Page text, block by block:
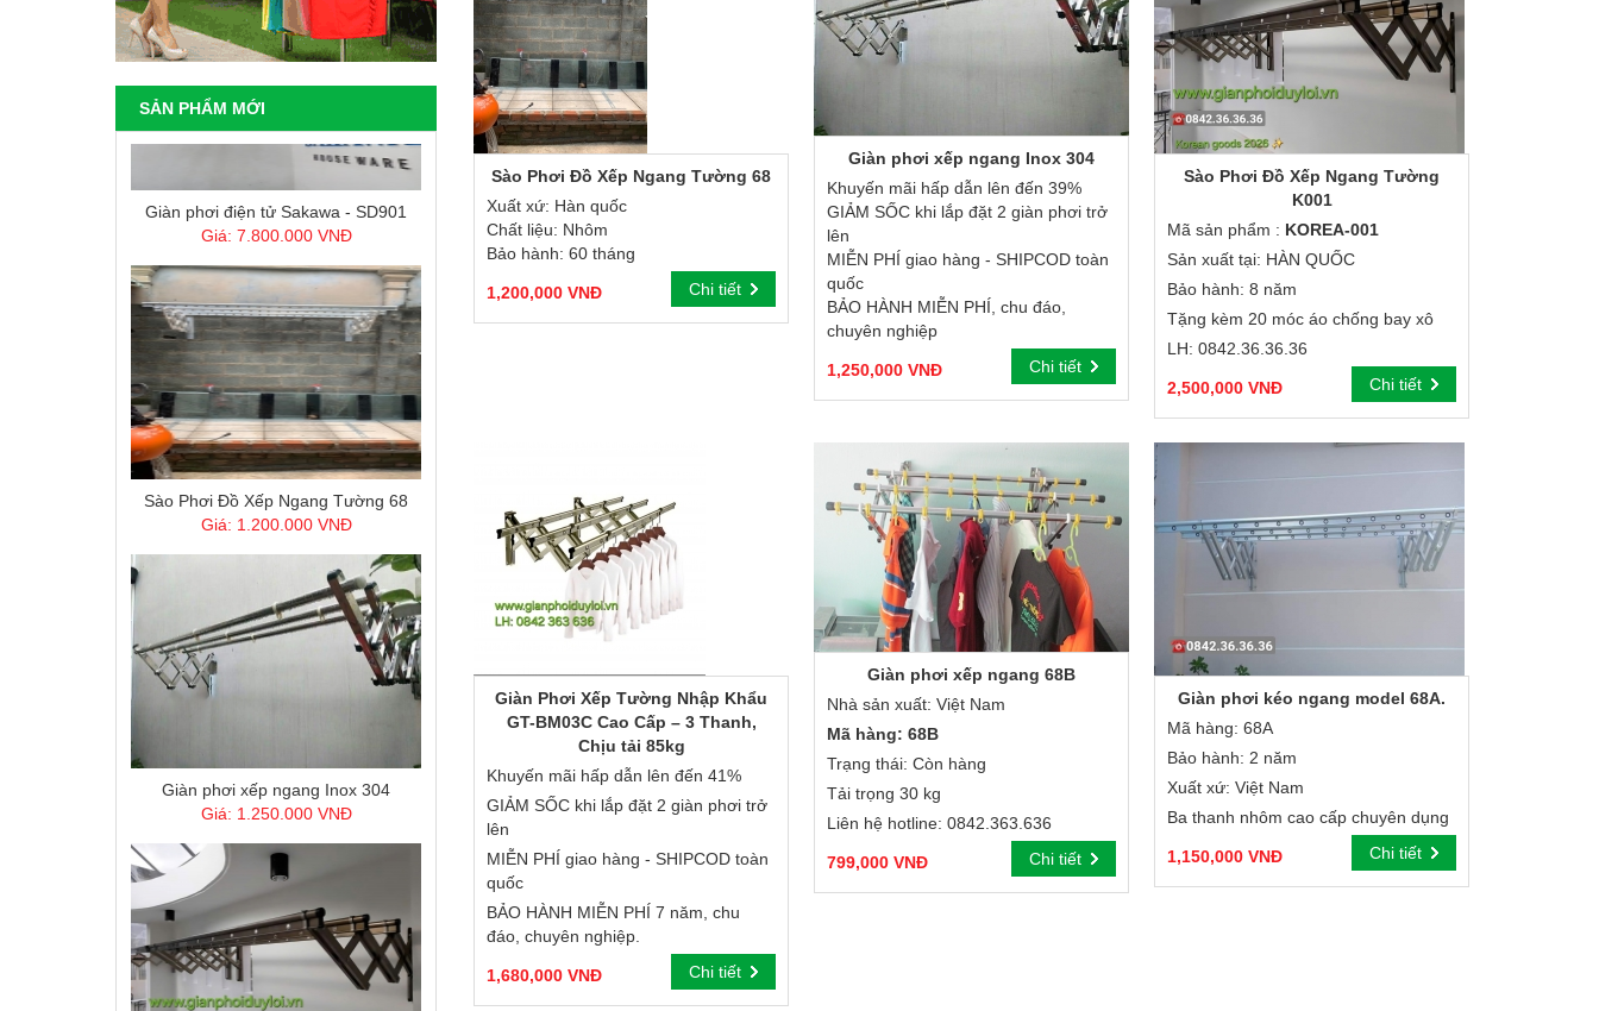
SẢN PHẨM MỚI
Giá: 7.800.000 VNĐ
Sào Phơi Đồ Xếp Ngang Tường 68
Giá: 1.200.000 VNĐ
Giá: 1.250.000 VNĐ
Sào Phơi Đồ Xếp Ngang Tường 68
Xuất xứ: Hàn quốc
Chất liệu: Nhôm
Bảo hành: 60 tháng
1,200,000 VNĐ Chi tiết
Giàn phơi xếp ngang Inox 304
Khuyến mãi hấp dẫn lên đến 39%
GIẢM SỐC khi lắp đặt 2 giàn phơi trở
lên
MIỄN PHÍ giao hàng - SHIPCOD toàn
quốc
BẢO HÀNH MIỄN PHÍ, chu đáo,
chuyên nghiệp
1,250,000 VNĐ Chi tiết
Sào Phơi Đồ Xếp Ngang Tường
K001
Mã sản phẩm : KOREA-001
Sản xuất tại: HÀN QUỐC
Bảo hành: 8 năm
Tặng kèm 20 móc áo chống bay xô
LH: 0842.36.36.36
2,500,000 VNĐ Chi tiết
Giàn Phơi Xếp Tường Nhập Khẩu
GT-BM03C Cao Cấp – 3 Thanh,
Chịu tải 85kg
Khuyến mãi hấp dẫn lên đến 41%
GIẢM SỐC khi lắp đặt 2 giàn phơi trở
lên
MIỄN PHÍ giao hàng - SHIPCOD toàn
quốc
BẢO HÀNH MIỄN PHÍ 7 năm, chu
đáo, chuyên nghiệp.
1,680,000 VNĐ Chi tiết
Giàn phơi xếp ngang 68B
Nhà sản xuất: Việt Nam
Mã hàng: 68B
Trạng thái: Còn hàng
Tải trọng 30 kg
Liên hệ hotline: 0842.363.636
799,000 VNĐ Chi tiết
Giàn phơi kéo ngang model 68A.
Mã hàng: 68A
Bảo hành: 2 năm
Xuất xứ: Việt Nam
Ba thanh nhôm cao cấp chuyên dụng
1,150,000 VNĐ Chi tiết